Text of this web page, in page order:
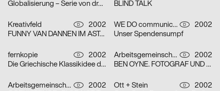
Globalisierung – Serie von drei Plakaten
BLIND TALK
Kreativfeld D
2002
FUNNY VAN DANNEN IM ASTA – KELLER
WE DO communication GmbH D
2002
Unser Spendensumpf
fernkopie D
2002
Die Griechische Klassikidee der Wirklichkeit – Serie von zwei Plakaten
Arbeitsgemeinschaft für visuelle und verbale Kommunikation Uwe Loesch D
2002
BEN OYNE. FOTOGRAF UND FILMEMACHER
Arbeitsgemeinschaft für visuelle und verbale Kommunikation Uwe Loesch D
2002
Ott + Stein D
2002